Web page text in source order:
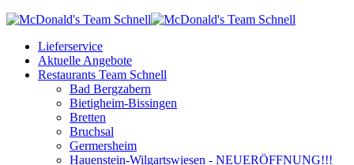
Lieferservice
Aktuelle Angebote
Restaurants Team Schnell
Bad Bergzabern
Bietigheim-Bissingen
Bretten
Bruchsal
Germersheim
Hauenstein-Wilgartswiesen - NEUERÖFFNUNG!!!